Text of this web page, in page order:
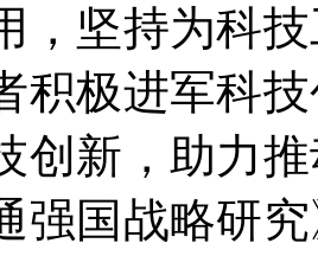
，坚持为科
积极进军科
创新，助力
强国战略研